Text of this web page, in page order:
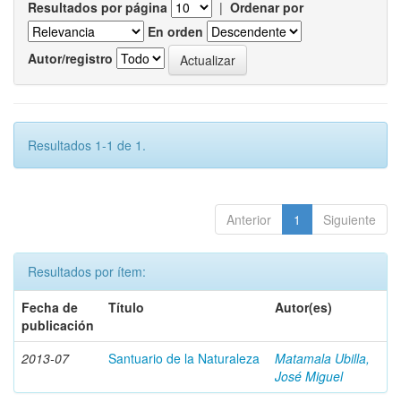
Resultados por página | Ordenar por
En orden
Autor/registro
Resultados 1-1 de 1.
Anterior 1 Siguiente
Resultados por ítem:
Fecha de
publicación
Título Autor(es)
2013-07 Santuario de la Naturaleza
Matamala Ubilla,
José Miguel